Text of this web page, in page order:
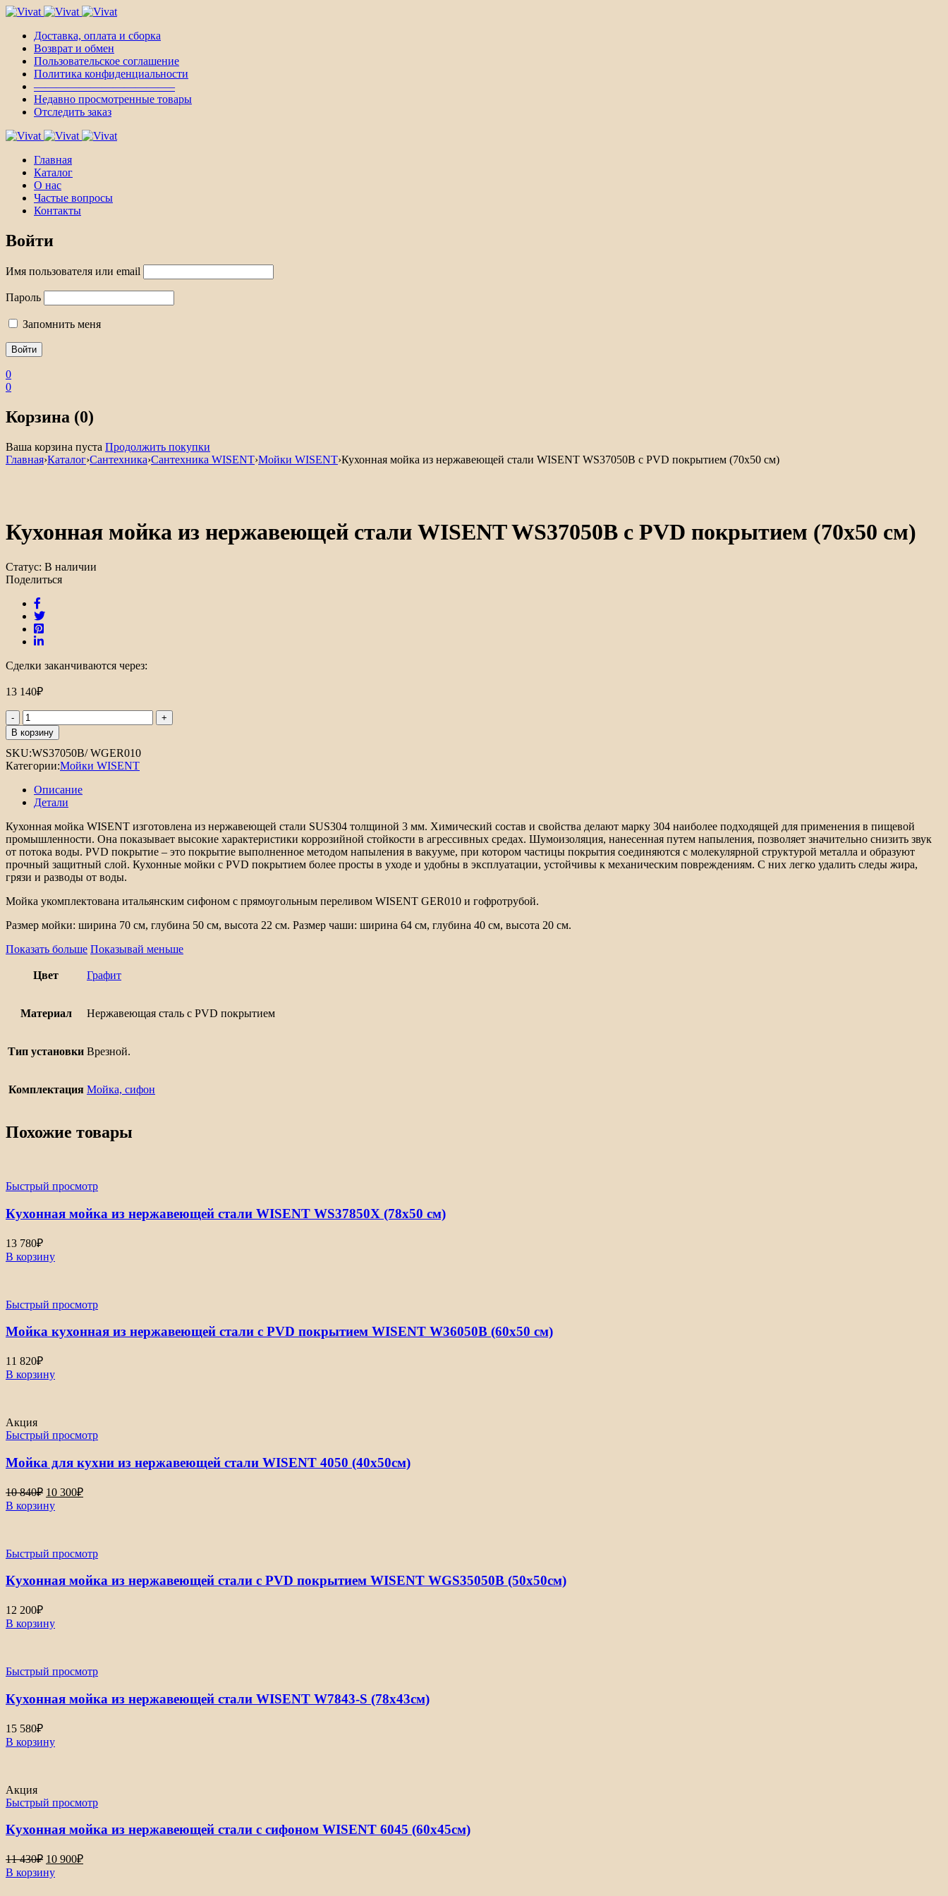
Доставка, оплата и сборка
Возврат и обмен
Пользовательское соглашение
Политика конфиденциальности
————————————–
Недавно просмотренные товары
Отследить заказ
Главная
Каталог
О нас
Частые вопросы
Контакты
Войти
Имя пользователя или email
Пароль
Запомнить меня
0
0
Корзина (0)
Ваша корзина пуста Продолжить покупки
Главная›Каталог›Сантехника›Сантехника WISENT›Мойки WISENT›Кухонная мойка из нержавеющей стали WISENT WS37050B с PVD покрытием (70х50 см)
Кухонная мойка из нержавеющей стали WISENT WS37050B с PVD покрытием (70х50 см)
Статус: В наличии
Поделиться
Сделки заканчиваются через:
13 140₽
Количество
товара
Кухонная
мойка
из
стали
WISENT
с
PVD
покрытием
(70х50
см)
В корзину
SKU:WS37050B/ WGER010
Категории:Мойки WISENT
Описание
Детали
Кухонная мойка WISENT изготовлена из нержавеющей стали SUS304 толщиной 3 мм. Химический состав и свойства делают марку 304 наиболее подходящей для применения в пищевой
промышленности. Она показывает высокие характеристики коррозийной стойкости в агрессивных средах. Шумоизоляция, нанесенная путем напыления, позволяет значительно снизить звук
от потока воды. PVD покрытие – это покрытие выполненное методом напыления в вакууме, при котором частицы покрытия соединяются с молекулярной структурой металла и образуют
прочный защитный слой. Кухонные мойки с PVD покрытием более просты в уходе и удобны в эксплуатации, устойчивы к механическим повреждениям. С них легко удалить следы жира,
грязи и разводы от воды.
Мойка укомплектована итальянским сифоном с прямоугольным переливом WISENT GER010 и гофротрубой.
Размер мойки: ширина 70 см, глубина 50 см, высота 22 см. Размер чаши: ширина 64 см, глубина 40 см, высота 20 см.
Показать больше Показывай меньше
Цвет Графит
Материал Нержавеющая сталь с PVD покрытием
Тип установки Врезной.
Комплектация Мойка, сифон
Похожие товары
Быстрый просмотр
Кухонная мойка из нержавеющей стали WISENT WS37850X (78х50 см)
13 780₽
В корзину
Быстрый просмотр
Мойка кухонная из нержавеющей стали с PVD покрытием WISENT W36050B (60х50 см)
11 820₽
В корзину
Акция
Быстрый просмотр
Мойка для кухни из нержавеющей стали WISENT 4050 (40х50см)
10 840₽ Первоначальная
цена
составляла
10 300₽Текущая
В корзину
Быстрый просмотр
Кухонная мойка из нержавеющей стали с PVD покрытием WISENT WGS35050B (50х50см)
12 200₽
В корзину
Быстрый просмотр
Кухонная мойка из нержавеющей стали WISENT W7843-S (78х43см)
15 580₽
В корзину
Акция
Быстрый просмотр
Кухонная мойка из нержавеющей стали с сифоном WISENT 6045 (60х45см)
11 430₽ Первоначальная
цена
составляла
10 900₽Текущая
В корзину